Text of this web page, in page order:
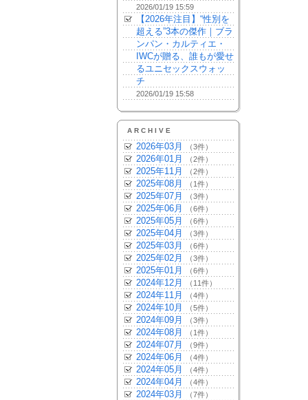
2026/01/19 15:59
【2026年注目】“性別を
超える”3本の傑作｜ブラ
ンパン・カルティエ・
IWCが贈る、誰もが愛せ
るユニセックスウォッ
チ
2026/01/19 15:58
ARCHIVE
2026年03月 （3件）
2026年01月 （2件）
2025年11月 （2件）
2025年08月 （1件）
2025年07月 （3件）
2025年06月 （6件）
2025年05月 （6件）
2025年04月 （3件）
2025年03月 （6件）
2025年02月 （3件）
2025年01月 （6件）
2024年12月 （11件）
2024年11月 （4件）
2024年10月 （5件）
2024年09月 （3件）
2024年08月 （1件）
2024年07月 （9件）
2024年06月 （4件）
2024年05月 （4件）
2024年04月 （4件）
2024年03月 （7件）